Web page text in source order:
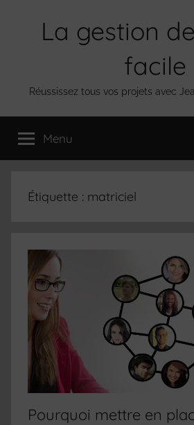
La gestion
facile
Réussissez tous vos projets avec
Menu
Étiquette : matriciel
Pourquoi mettre en